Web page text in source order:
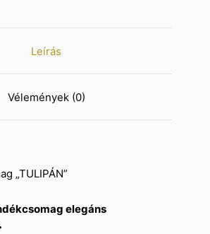
Leírás
Vélemények (0)
„TULIPÁN”
elegáns